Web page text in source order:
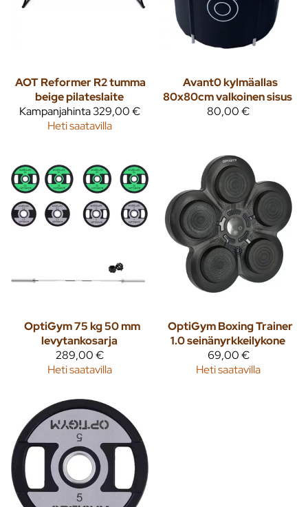
AOT Reformer R2 tumma
beige pilateslaite
Kampanjahinta329,00 €
Heti saatavilla
Avant0 kylmäallas
80x80cm valkoinen sisus
80,00 €
OptiGym 75 kg 50 mm
levytankosarja
289,00 €
Heti saatavilla
OptiGym Boxing Trainer
1.0 seinänyrkkeilykone
69,00 €
Heti saatavilla